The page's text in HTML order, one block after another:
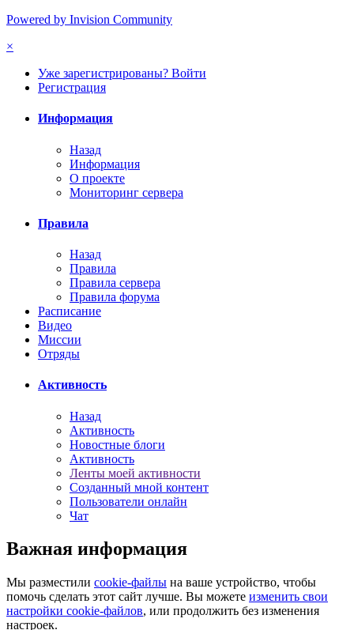
Powered by Invision Community
×
Уже зарегистрированы? Войти
Регистрация
Информация
Назад
Информация
О проекте
Мониторинг сервера
Правила
Назад
Правила
Правила сервера
Правила форума
Расписание
Видео
Миссии
Отряды
Активность
Назад
Активность
Новостные блоги
Активность
Ленты моей активности
Созданный мной контент
Пользователи онлайн
Чат
Важная информация
Мы разместили cookie-файлы на ваше устройство, чтобы
помочь сделать этот сайт лучше. Вы можете изменить свои
настройки cookie-файлов, или продолжить без изменения
настроек.